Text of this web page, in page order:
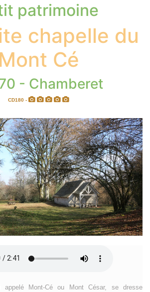
patrimoine
chapelle du
Mont Cé
- Chamberet
CD180 -
Mont-Cé ou Mont César, se dresse